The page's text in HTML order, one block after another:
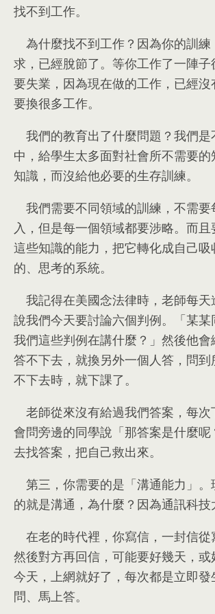
找不到工作。
為什麼找不到工作？因為你的訓練
求 ， 已經脫節了。 等你工作了一陣子
要失業 ， 因為現在做的工作 ， 已經沒
要換很多工作。
我們的教育出了什麼問題？我們是
中 ， 給學生太多面對社會所不需要的
知識 ， 而沒給他必要的生存訓練。
我們需要不同領域的訓練 ， 不需要
入 ， 但是每一個領域都要涉略。 而且
這些知識的能力 ， 把它轉化成自己吸
的、 思考的系統。
我記得在美國念法律時 ， 老師每天
說我們今天要討論六個判例。 「某
我們這些判例在講什麼？」然後他會
答不下去 ， 就換另外一個人答 ， 問到
不下去時 ， 就下課了。
老師從來沒有給過我們答案 ， 每次
會問旁邊的同學說「那答案是什麼呢
去找答案 ， 把自己救出來。
第三 ， 你需要的是「溝通能力」 。
的就是溝通 ， 為什麼？因為通訊科技
在老的時代裡 ， 你寫信 ， 一封信從
然後對方再回信 ， 可能要好幾天 ， 或
今天 ， 上網就好了 ， 每次都是立即發
問、 馬上答。